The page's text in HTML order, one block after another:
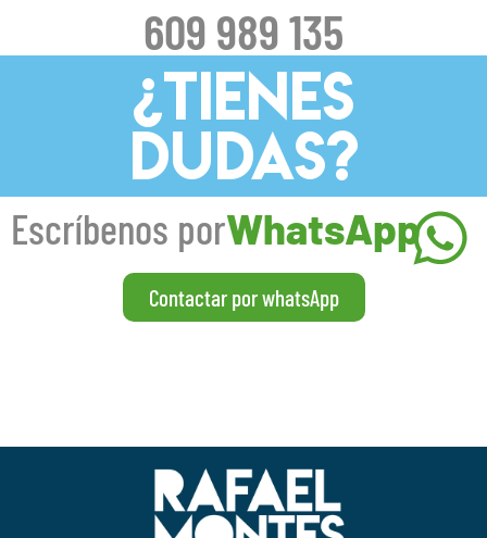
609 989 135
¿TIENES
DUDAS?
Escríbenos porWhatsApp
Contactar por whatsApp